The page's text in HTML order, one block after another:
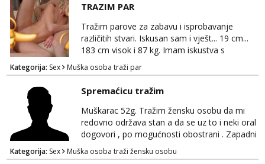
brundo xD Budi pristojna i dobra, za sve
ostale cemo lako. Zagreb.
TRAZIM PAR
Tražim parove za zabavu i isprobavanje
različitih stvari. Iskusan sam i vješt... 19 cm...
183 cm visok i 87 kg. Imam iskustva s
parovima, potpuno sam zdrava i njegovana, a
privatnost je apsolutno najvažnija. Ozbiljni
parovi mogu me kontaktirati putem
WhatsAppa ili Vibera. Samo ozbiljni parovi
trebaju slati poruke ili zvati. Blokiram one koji
nisu ozbiljni.
Kategorija: Sex Muška osoba traži par
Spremaćicu tražim
Muškarac 52g. Tražim žensku osobu da mi
redovno održava stan a da se uz to i neki oral
dogovori , po mogućnosti obostrani . Zapadni
dio Zagreba .Javiti se prvo porukom na
WhatsApp 0958634499
Kategorija: Sex Muška osoba traži žensku osobu